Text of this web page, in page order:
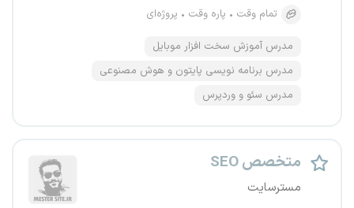
تمام وقت
پاره وقت پروژه‌ای
مدرس آموزش سخت افزار موبایل
مدرس برنامه نویسی پایتون و هوش مصنوعی
مدرس سئو و وردپرس
متخصص SEO
مسترسایت